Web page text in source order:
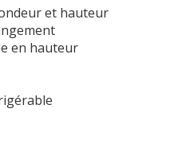
et hauteur
en hauteur